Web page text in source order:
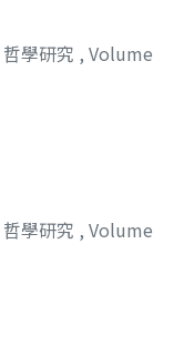
哲學研究 , Volume
哲學研究 , Volume